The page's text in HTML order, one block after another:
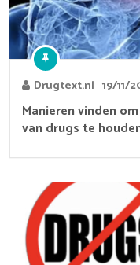
Drugtext.nl 19/11/
Manieren vinden
van drugs te